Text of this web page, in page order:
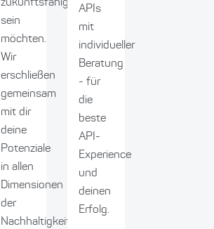
Softwareentwicklung
zukunftsfähig
sein
möchten.
Wir
erschließen
gemeinsam
mit dir
deine
Potenziale
in allen
Dimensionen
der
Nachhaltigkeit.
APIs
mit
individueller
Beratung
- für
die
beste
API-
Experience
und
deinen
Erfolg.